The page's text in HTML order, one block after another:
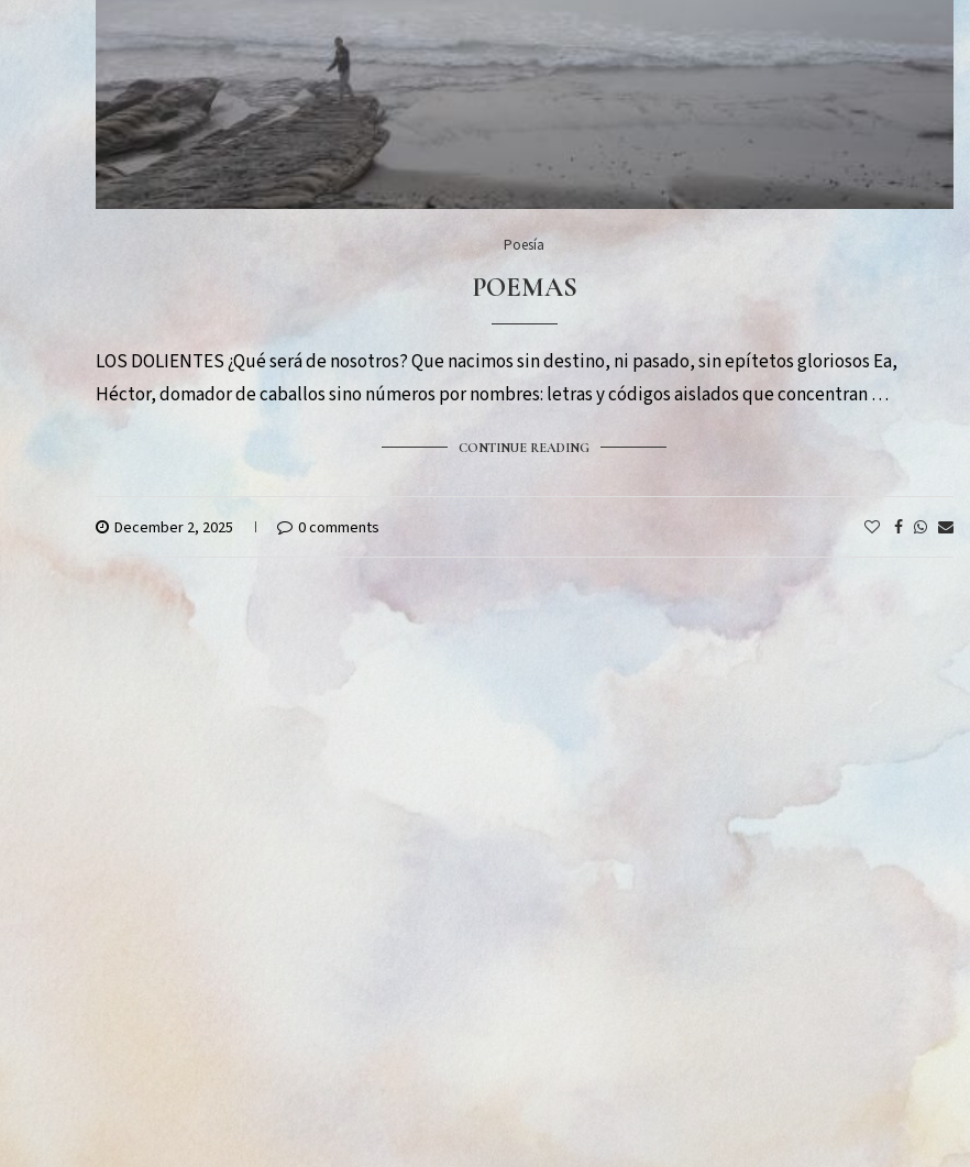
Poesía
POEMAS
LOS DOLIENTES ¿Qué será de nosotros? Que nacimos sin destino, ni pasado, sin epítetos gloriosos Ea,
Héctor, domador de caballos sino números por nombres: letras y códigos aislados que concentran …
CONTINUE READING
December 2, 2025 0 comments